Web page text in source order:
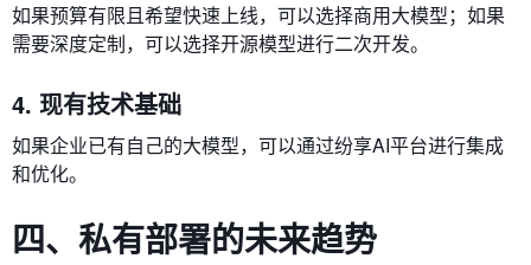
如果预算有限且希望快速上线，可以选择商用大模型；如果
需要深度定制，可以选择开源模型进行二次开发。
4. 现有技术基础
如果企业已有自己的大模型，可以通过纷享AI平台进行集成
和优化。
四、私有部署的未来趋势